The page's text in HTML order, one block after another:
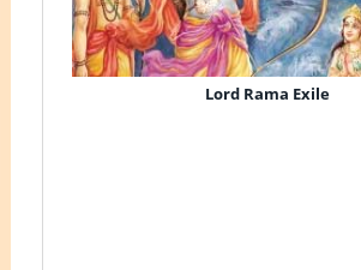
Sri Ram Jai Ram Jai Jai Ram
Lord Rama Exile